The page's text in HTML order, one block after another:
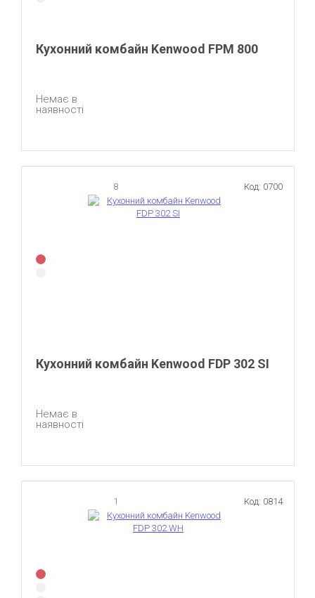
Кухонний комбайн Kenwood FPM 800
Немає в
наявності
8
Кухонний комбайн Kenwood FDP 302 SI
Код: 0700
Немає в
наявності
1 Код: 0814